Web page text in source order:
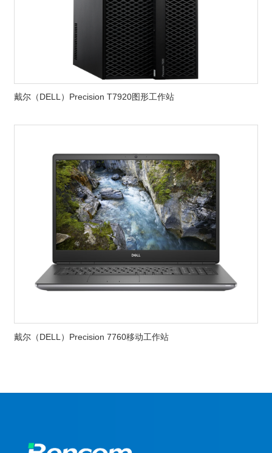
戴尔（DELL）Precision T7920图形工作站
戴尔（DELL）Precision 7760移动工作站